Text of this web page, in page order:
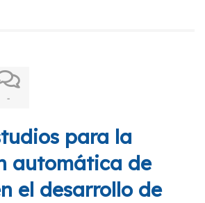
-
para la
automática de
el desarrollo de